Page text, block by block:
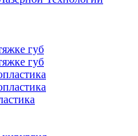
губ
губ